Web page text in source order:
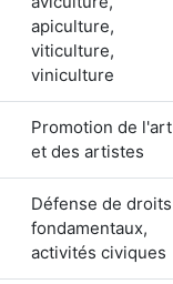
apiculture,
viticulture,
viniculture
Promotion de l'art
et des artistes
Défense de droits
fondamentaux,
activités civiques